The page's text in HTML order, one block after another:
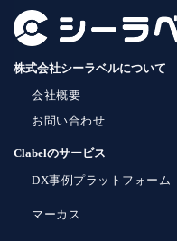
株式会社シーラベルについて
会社概要
お問い合わせ
Clabelのサービス
DX事例プラットフォーム
マーカス